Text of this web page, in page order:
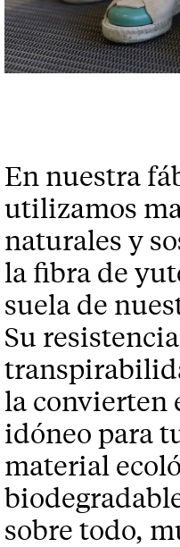
En nuestra
utilizamos
naturales y
la fibra de
suela de
Su
la convierten
idóneo para
material
sobre todo,